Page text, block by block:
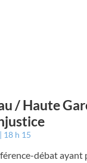
/ Haute
18 h 15
débat